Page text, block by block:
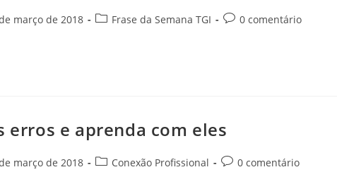
março de 2018 Frase da Semana TGI 0 comentário
erros e aprenda com eles
março de 2018 Conexão Profissional 0 comentário